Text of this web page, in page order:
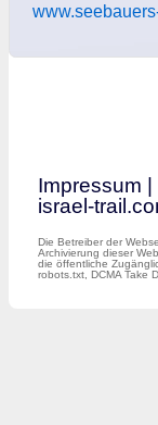
Impressum |
israel-
Die Betreiber der
Archivierung dieser
die öffentliche
robots.txt, DCMA Take